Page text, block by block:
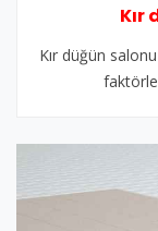
Kır
Kır düğün